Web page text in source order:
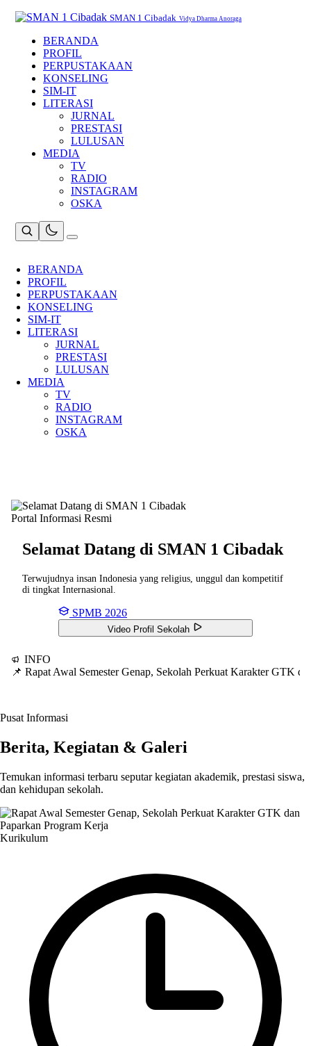
SMAN 1 Cibadak Vidya Dharma Anoraga
BERANDA
PROFIL
PERPUSTAKAAN
KONSELING
SIM-IT
LITERASI
JURNAL
PRESTASI
LULUSAN
MEDIA
TV
RADIO
INSTAGRAM
OSKA
BERANDA
PROFIL
PERPUSTAKAAN
KONSELING
SIM-IT
LITERASI
JURNAL
PRESTASI
LULUSAN
MEDIA
TV
RADIO
INSTAGRAM
OSKA
Portal Informasi Resmi
Selamat Datang di SMAN 1 Cibadak
Terwujudnya insan Indonesia yang religius, unggul dan kompetitif
di tingkat Internasional.
SPMB 2026
Video Profil Sekolah
INFO
📌 Rapat Awal Semester Genap, Sekolah Perkuat Karakter GTK
Pusat Informasi
Berita, Kegiatan & Galeri
Temukan informasi terbaru seputar kegiatan akademik, prestasi siswa,
dan kehidupan sekolah.
Kurikulum